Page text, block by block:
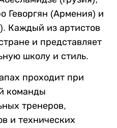
Геворгян (Армения) и
Каждый из артистов
и представляет
школу и стиль.
проходит при
команды
тренеров,
и технических